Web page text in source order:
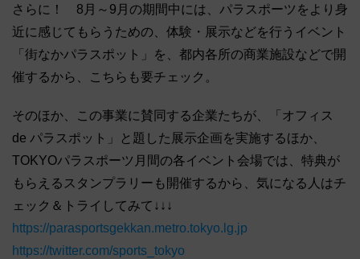
さらに！ 8月～9月の期間中には、パラスポーツをより身
近に感じてもらうための、体験・展示などを行うイベント
「街なかパラスポット」を、都内各所の商業施設などで開
催するから、こちらも要チェック。
そのほか、この事業に賛同する企業たちが、「オフィス
de パラスポット」と題した展示企画を実施するほか、
TOKYOパラスポーツ月間の各イベント会場では、特典が
もらえるスタンプラリーも開催するから、気になる人はチ
ェック＆トライしてみて↓↓↓
https://parasportsgekkan.metro.tokyo.lg.jp
https://twitter.com/sports_tokyo